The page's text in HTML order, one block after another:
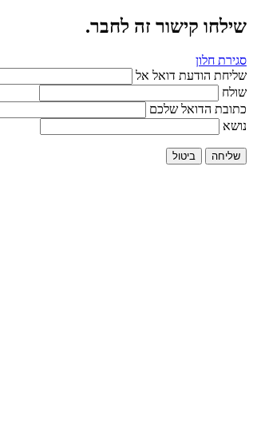
שילחו קישור זה לחבר.
סגירת חלון
שליחת הודעת דואל אל
שולח
כתובת הדואל שלכם
נושא
שליחה ביטול